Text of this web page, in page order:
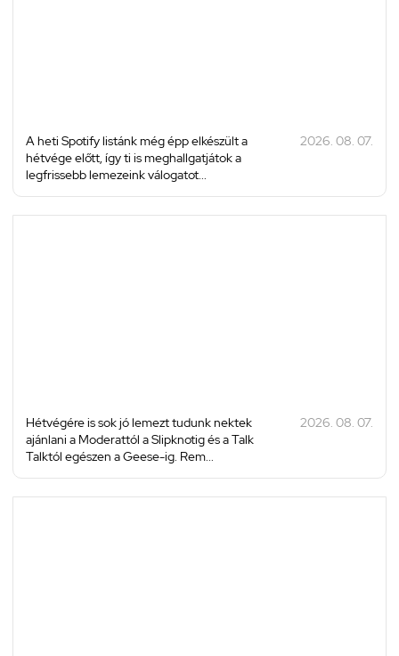
A heti Spotify listánk még épp elkészült a
hétvége előtt, így ti is meghallgatjátok a
legfrissebb lemezeink válogatot...
2026. 08. 07.
Hétvégére is sok jó lemezt tudunk nektek
ajánlani a Moderattól a Slipknotig és a Talk
Talktól egészen a Geese-ig. Rem...
2026. 08. 07.